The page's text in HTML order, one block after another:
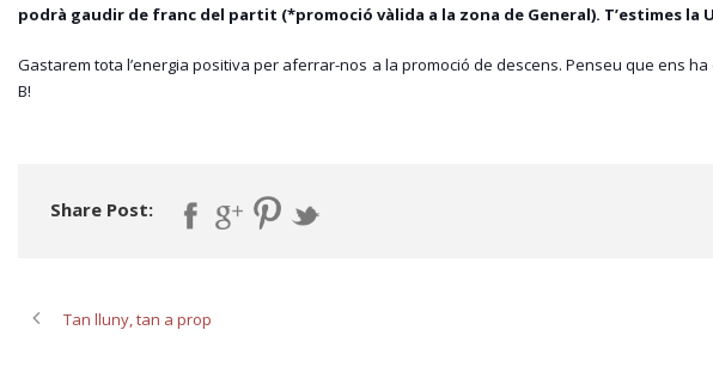
podrà gaudir de franc del partit (*promoció vàlida a la zona de General). T’estimes la
Gastarem tota l’energia positiva per aferrar-nos a la promoció de descens. Penseu que ens
B!
Share Post:
Tan lluny, tan a prop